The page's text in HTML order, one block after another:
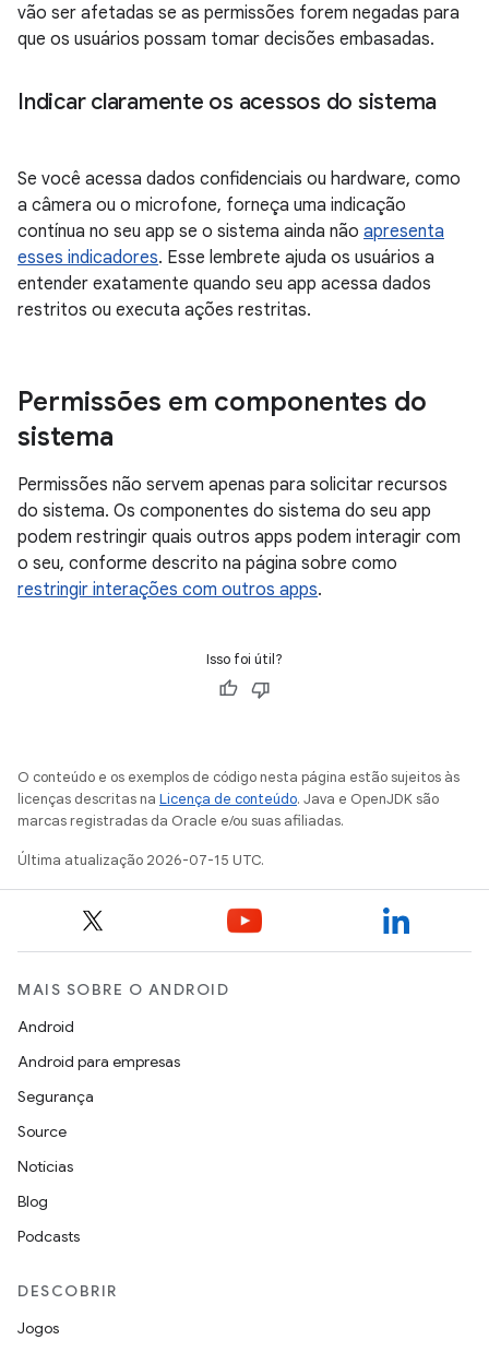
vão ser afetadas se as permissões forem negadas para
que os usuários possam tomar decisões embasadas.
Indicar claramente os acessos do sistema
Se você acessa dados confidenciais ou hardware, como
a câmera ou o microfone, forneça uma indicação
contínua no seu app se o sistema ainda não apresenta
esses indicadores. Esse lembrete ajuda os usuários a
entender exatamente quando seu app acessa dados
restritos ou executa ações restritas.
Permissões em componentes do
sistema
Permissões não servem apenas para solicitar recursos
do sistema. Os componentes do sistema do seu app
podem restringir quais outros apps podem interagir com
o seu, conforme descrito na página sobre como
restringir interações com outros apps.
Isso foi útil?
O conteúdo e os exemplos de código nesta página estão sujeitos às
licenças descritas na Licença de conteúdo. Java e OpenJDK são
marcas registradas da Oracle e/ou suas afiliadas.
Última atualização 2026-07-15 UTC.
MAIS SOBRE O ANDROID
Android
Android para empresas
Segurança
Source
Notícias
Blog
Podcasts
DESCOBRIR
Jogos